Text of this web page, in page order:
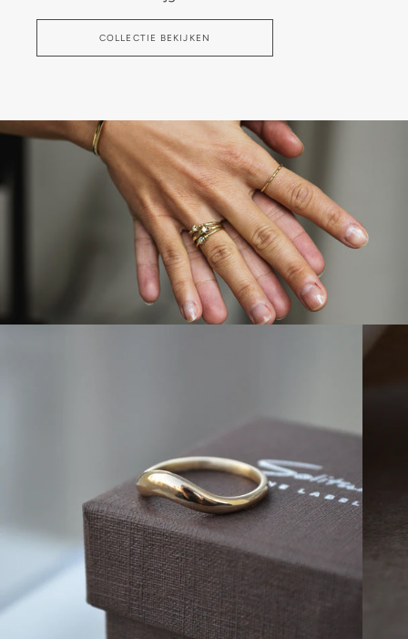
COLLECTIE BEKIJKEN